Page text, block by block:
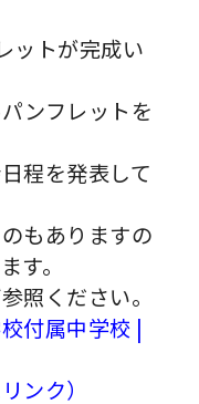
ットが完成い
ンフレットを
程を発表して
もありますの
す。
照ください。
付属中学校 |
ンク）